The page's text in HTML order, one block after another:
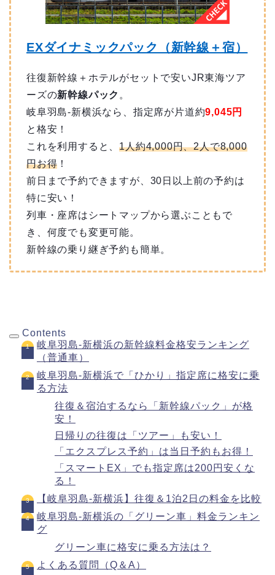
EXダイナミックパック（新幹線＋宿）
往復新幹線＋ホテルがセットで安いJR東海ツア
ーズの新幹線パック 。
岐阜羽島-新横浜なら、指定席が片道約9,045円
と格安！
これを利用すると、1人約4,000円、2人で8,000
円お得 ！
前日まで予約できますが、30日以上前の予約は
特に安い！
列車・座席はシートマップから選ぶこともで
き、何度でも変更可能。
新幹線の乗り継ぎ予約も簡単。
Contents
岐阜羽島-新横浜の新幹線料金格安ランキング
（普通車）
岐阜羽島-新横浜で「ひかり」指定席に格安に乗
る方法
往復＆宿泊するなら「新幹線パック」が格
安！
日帰りの往復は「ツアー」も安い！
「エクスプレス予約」は当日予約もお得！
「スマートEX」でも指定席は200円安くな
る！
【岐阜羽島-新横浜】往復＆1泊2日の料金を比較
岐阜羽島-新横浜の「グリーン車」料金ランキン
グ
グリーン車に格安に乗る方法は？
よくある質問（Q＆A）